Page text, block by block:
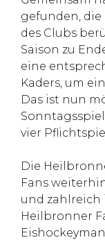
gefunden, die
des Clubs
Saison zu
eine
Kaders, um
Das ist nun
vier
Die
Fans
und zahlreich
Heilbronner